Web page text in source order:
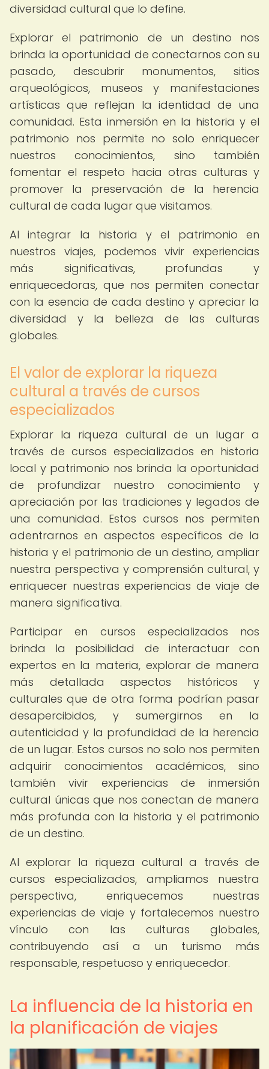
diversidad cultural que lo define.
Explorar el patrimonio de un destino nos
brinda la oportunidad de conectarnos con su
pasado, descubrir monumentos, sitios
arqueológicos, museos y manifestaciones
artísticas que reflejan la identidad de una
comunidad. Esta inmersión en la historia y el
patrimonio nos permite no solo enriquecer
nuestros conocimientos, sino también
fomentar el respeto hacia otras culturas y
promover la preservación de la herencia
cultural de cada lugar que visitamos.
Al integrar la historia y el patrimonio en
nuestros viajes, podemos vivir experiencias
más significativas, profundas y
enriquecedoras, que nos permiten conectar
con la esencia de cada destino y apreciar la
diversidad y la belleza de las culturas
globales.
El valor de explorar la riqueza
cultural a través de cursos
especializados
Explorar la riqueza cultural de un lugar a
través de cursos especializados en historia
local y patrimonio nos brinda la oportunidad
de profundizar nuestro conocimiento y
apreciación por las tradiciones y legados de
una comunidad. Estos cursos nos permiten
adentrarnos en aspectos específicos de la
historia y el patrimonio de un destino, ampliar
nuestra perspectiva y comprensión cultural, y
enriquecer nuestras experiencias de viaje de
manera significativa.
Participar en cursos especializados nos
brinda la posibilidad de interactuar con
expertos en la materia, explorar de manera
más detallada aspectos históricos y
culturales que de otra forma podrían pasar
desapercibidos, y sumergirnos en la
autenticidad y la profundidad de la herencia
de un lugar. Estos cursos no solo nos permiten
adquirir conocimientos académicos, sino
también vivir experiencias de inmersión
cultural únicas que nos conectan de manera
más profunda con la historia y el patrimonio
de un destino.
Al explorar la riqueza cultural a través de
cursos especializados, ampliamos nuestra
perspectiva, enriquecemos nuestras
experiencias de viaje y fortalecemos nuestro
vínculo con las culturas globales,
contribuyendo así a un turismo más
responsable, respetuoso y enriquecedor.
La influencia de la historia en
la planificación de viajes